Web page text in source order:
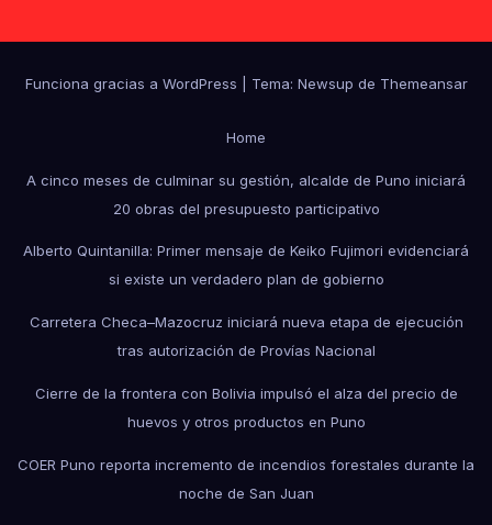
Funciona gracias a WordPress Tema: Newsup de Themeansar
Home
A cinco meses de culminar su gestión, alcalde de Puno iniciará
20 obras del presupuesto participativo
Alberto Quintanilla: Primer mensaje de Keiko Fujimori evidenciará
si existe un verdadero plan de gobierno
Carretera Checa–Mazocruz iniciará nueva etapa de ejecución
tras autorización de Provías Nacional
Cierre de la frontera con Bolivia impulsó el alza del precio de
huevos y otros productos en Puno
COER Puno reporta incremento de incendios forestales durante la
noche de San Juan